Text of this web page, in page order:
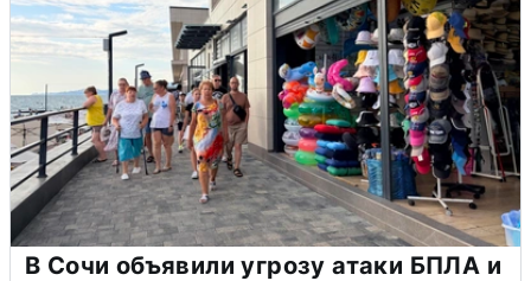
В Сочи объявили угрозу атаки БПЛА и